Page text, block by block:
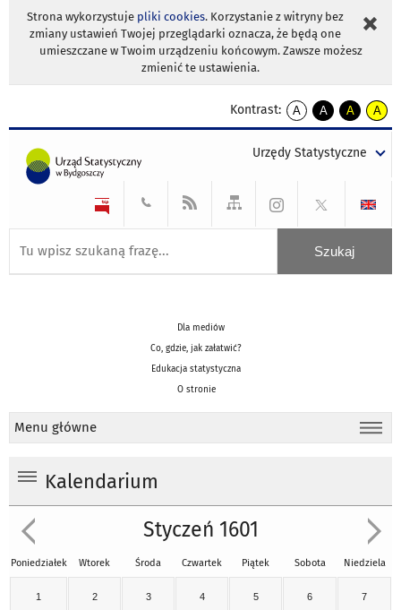
Strona wykorzystuje pliki cookies. Korzystanie z witryny bez
zmiany ustawień Twojej przeglądarki oznacza, że będą one
umieszczane w Twoim urządzeniu końcowym. Zawsze możesz
zmienić te ustawienia.
Kontrast:
A
kontrast
A
kontrast
tekst
czarnym
A
kontrast
tekst
czarnym
A
tekst
żółtym
Urzędy Statystyczne
Dla mediów
Co, gdzie, jak załatwić?
Edukacja statystyczna
O stronie
Menu główne
Kalendarium
Styczeń 1601
Poniedziałek Wtorek Środa Czwartek Piątek Sobota Niedziela
1 2 3 4 5 6 7